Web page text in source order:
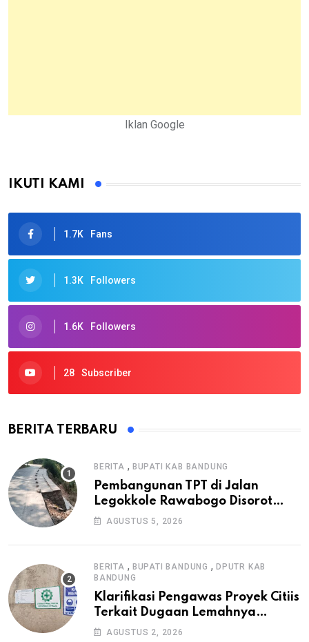
Iklan Google
IKUTI KAMI
1.7K Fans
1.3K Followers
1.6K Followers
28 Subscriber
BERITA TERBARU
BERITA , BUPATI KAB BANDUNG
Pembangunan TPT di Jalan
Legokkole Rawabogo Disorot
Warga, Selesai Tanpa Papan
AGUSTUS 5, 2026
BERITA , BUPATI BANDUNG ,DPUTR KAB
BANDUNG
Klarifikasi Pengawas Proyek Citiis
Terkait Dugaan Lemahnya
Pengawasan K3
AGUSTUS 2, 2026